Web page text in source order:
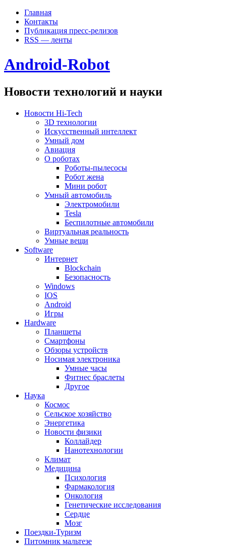
Главная
Контакты
Публикация пресс-релизов
RSS — ленты
Android-Robot
Новости технологий и науки
Новости Hi-Tech
3D технологии
Искусственный интеллект
Умный дом
Авиация
О роботах
Роботы-пылесосы
Робот жена
Мини робот
Умный автомобиль
Электромобили
Tesla
Беспилотные автомобили
Виртуальная реальность
Умные вещи
Software
Интернет
Blockchain
Безопасность
Windows
IOS
Android
Игры
Hardware
Планшеты
Смартфоны
Обзоры устройств
Носимая электроника
Умные часы
Фитнес браслеты
Другое
Наука
Космос
Сельское хозяйство
Энергетика
Новости физики
Коллайдер
Нанотехнологии
Климат
Медицина
Психология
Фармакология
Онкология
Генетические исследования
Сердце
Мозг
Поездки-Туризм
Питомник мальтезе